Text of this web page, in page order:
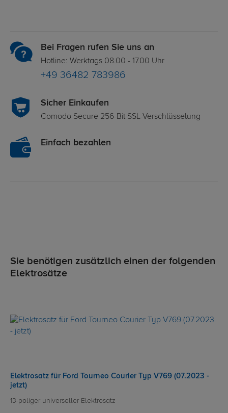
Bei Fragen rufen Sie uns an
Hotline: Werktags 08.00 - 17.00 Uhr
+49 36482 783986
Sicher Einkaufen
Comodo Secure 256-Bit SSL-Verschlüsselung
Einfach bezahlen
Sie benötigen zusätzlich einen der folgenden
Elektrosätze
Elektrosatz für Ford Tourneo Courier Typ V769 (07.2023 -
jetzt)
13-poliger universeller Elektrosatz